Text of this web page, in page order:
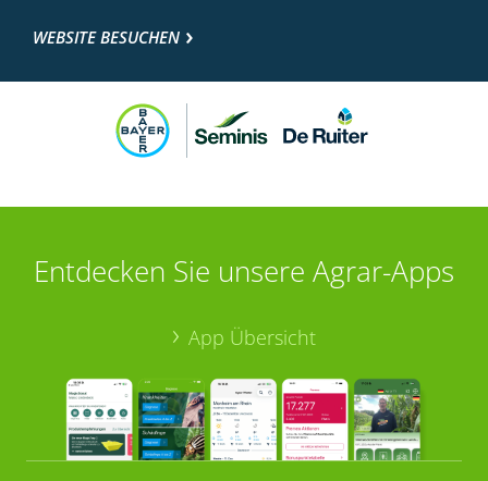
WEBSITE BESUCHEN
Entdecken Sie unsere Agrar-Apps
App Übersicht